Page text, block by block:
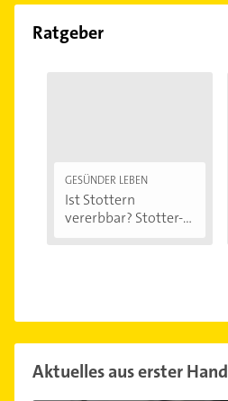
Ratgeber
GESÜNDER LEBEN
Ist Stottern
vererbbar? Stotter-
Aktuelles aus erster Hand